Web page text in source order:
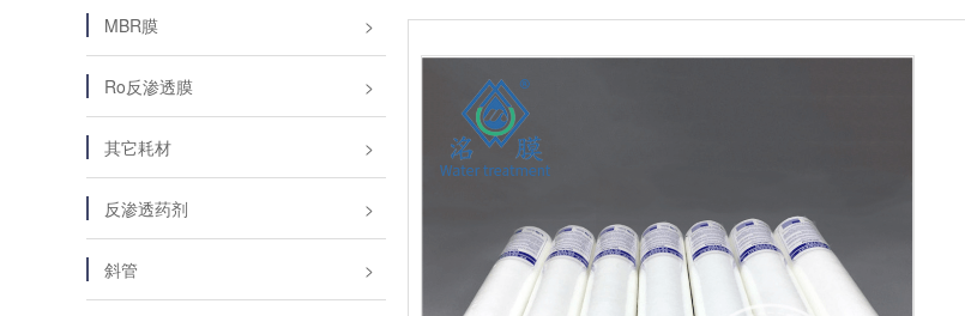
MBR膜
Ro反渗透膜
其它耗材
反渗透药剂
斜管